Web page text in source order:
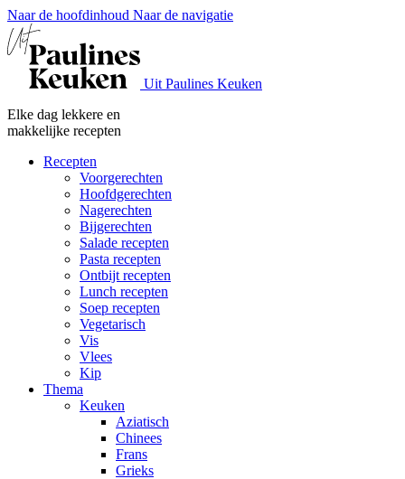
Naar de hoofdinhoud Naar de navigatie
Uit Paulines Keuken
Elke dag lekkere en
makkelijke recepten
Recepten
Voorgerechten
Hoofdgerechten
Nagerechten
Bijgerechten
Salade recepten
Pasta recepten
Ontbijt recepten
Lunch recepten
Soep recepten
Vegetarisch
Vis
Vlees
Kip
Thema
Keuken
Aziatisch
Chinees
Frans
Grieks